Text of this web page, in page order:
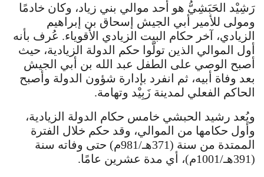
رَشِيْد الحَبَشِيُّ هو أحد موالي بني زياد، وكان خادمًا
ومولى للأمير أبي الجيش إسحاق بن إبراهيم
الزيادي، آخر حكام البيت الزيادي الأقوياء. عُرف بأنه
أول الموالي الذين تولّوا حكم الدولة الزيادية، حيث
أصبح الوصي على الطفل عبد الله بن أبي الجيش
بعد وفاة أبيه، ثم انفرد بإدارة شؤون الدولة وأصبح
الحاكم الفعلي لمدينة زَبِيْد وتهامة.
ويُعد رشيد الحبشي خامس حكام الدولة الزيادية،
وأول حكامها من الموالي، وقد حكم خلال الفترة
الممتدة من سنة (371هـ/981م) حتى وفاته سنة
(391هـ/1001م)، أي مدة عشرين عامًا.